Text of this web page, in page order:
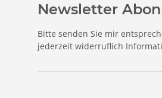
Newsletter
Bitte senden Sie mir
jederzeit widerruflich